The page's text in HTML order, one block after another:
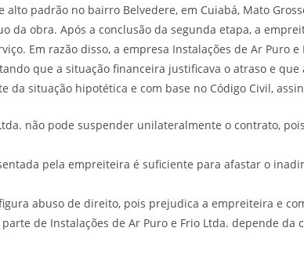
padrão no bairro Belvedere, em Cuiabá, Mato
da obra. Após a conclusão da segunda etapa, a
Em razão disso, a empresa Instalações de Ar
que a situação financeira justificava o atraso e
situação hipotética e com base no Código Civil,
não pode suspender unilateralmente o contrato,
pela empreiteira é suficiente para afastar o
abuso de direito, pois prejudica a empreiteira e
de Instalações de Ar Puro e Frio Ltda. depende